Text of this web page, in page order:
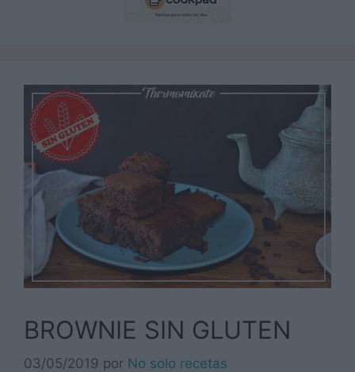
BROWNIE SIN GLUTEN
03/05/2019 por No solo recetas